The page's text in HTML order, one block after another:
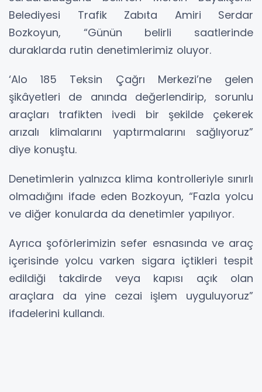
Belediyesi Trafik Zabıta Amiri Serdar
Bozkoyun, “Günün belirli saatlerinde
duraklarda rutin denetimlerimiz oluyor.
‘Alo 185 Teksin Çağrı Merkezi’ne gelen
şikâyetleri de anında değerlendirip, sorunlu
araçları trafikten ivedi bir şekilde çekerek
arızalı klimalarını yaptırmalarını sağlıyoruz”
diye konuştu.
Denetimlerin yalnızca klima kontrolleriyle sınırlı
olmadığını ifade eden Bozkoyun, “Fazla yolcu
ve diğer konularda da denetimler yapılıyor.
Ayrıca şoförlerimizin sefer esnasında ve araç
içerisinde yolcu varken sigara içtikleri tespit
edildiği takdirde veya kapısı açık olan
araçlara da yine cezai işlem uyguluyoruz”
ifadelerini kullandı.